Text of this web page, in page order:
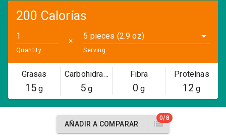
200 Calorías
Quantity
✕
5 pieces (2.9 oz)
Serving
Grasas
15g
Carbohidratos
5 g
Fibra
0 g
Proteínas
12 g
AÑADIR A COMPARAR
0/8